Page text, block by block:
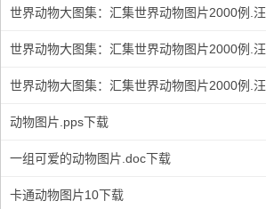
世界动物大图集：汇集世界动物图片2000例.
世界动物大图集：汇集世界动物图片2000例.
世界动物大图集：汇集世界动物图片2000例.
动物图片.pps下载
一组可爱的动物图片.doc下载
卡通动物图片10下载